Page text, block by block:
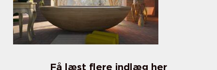
Få læst flere indlæg her